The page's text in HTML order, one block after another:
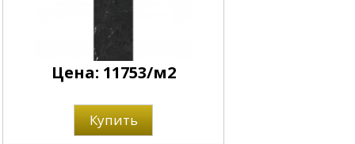
Цена: 11753/м2
Купить